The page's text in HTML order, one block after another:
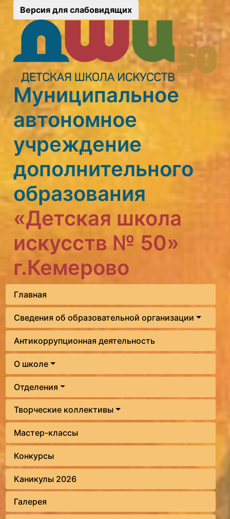
Версия для слабовидящих
Муниципальное
автономное
учреждение
дополнительного
образования
«Детская школа
искусств № 50»
г.Кемерово
Главная
Сведения об образовательной организации
Антикоррупционная деятельность
О школе
Отделения
Творческие коллективы
Мастер-классы
Конкурсы
Каникулы 2026
Галерея